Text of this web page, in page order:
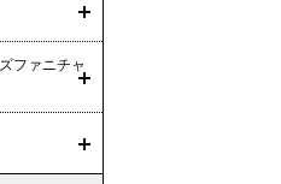
ファニチャ